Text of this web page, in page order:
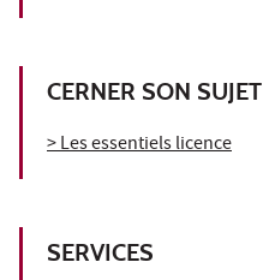
CERNER SON SUJET
> Les essentiels licence
SERVICES